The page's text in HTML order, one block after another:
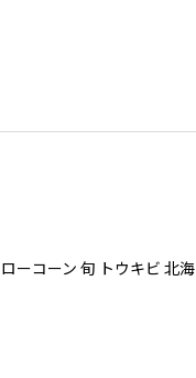
ーコーン 旬 トウキビ 北海